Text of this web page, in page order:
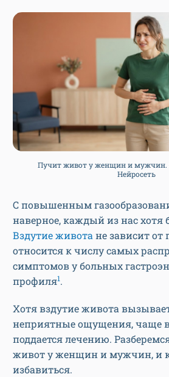
Пучит живот у женщин и мужчин.
Нейросеть
С повышенным
наверное, каждый из нас хотя
Вздутие животане зависит от
относится к числу самых
симптомов у больных
профиля1.
Хотя вздутие живота
неприятные ощущения, чаще
поддается лечению.
живот у женщин и мужчин, и
избавиться.